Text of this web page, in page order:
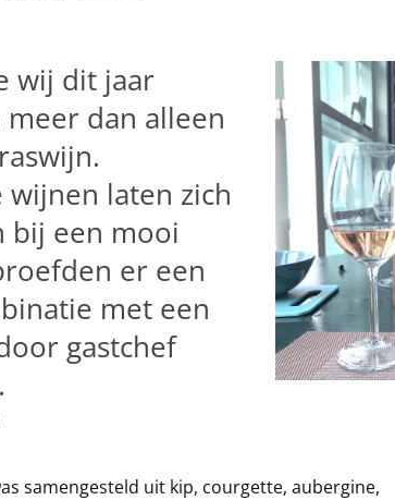
wij dit jaar
dan alleen
laten zich
bij een mooi
er een
met een
gastchef
samengesteld uit kip, courgette, aubergine,